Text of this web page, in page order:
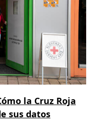
la Cruz Roja
sus datos